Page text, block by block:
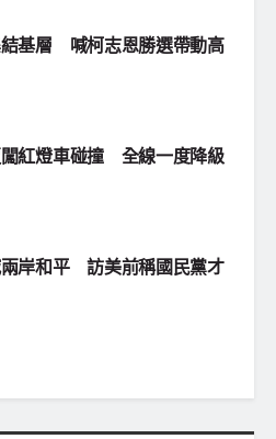
基層 喊柯志恩勝選帶動高
紅燈車碰撞 全線一度降級
岸和平 訪美前稱國民黨才